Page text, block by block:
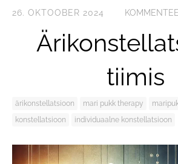
26. OKTOOBER 2024
tiimis
ärikonstellatsioon mari pukk therapy
konstellatsioon
individuaalne konstellatsioon